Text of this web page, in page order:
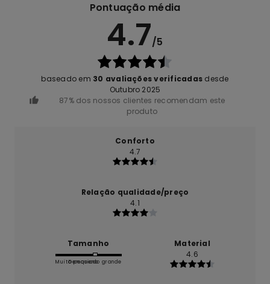
Pontuação média
4.7/5
baseado em 30 avaliações verificadas desde
Outubro 2025
87% dos nossos clientes recomendam este
produto
Conforto
4.7
Relação qualidade/preço
4.1
Tamanho
Muito pequeno
Demasiado grande
Material
4.6